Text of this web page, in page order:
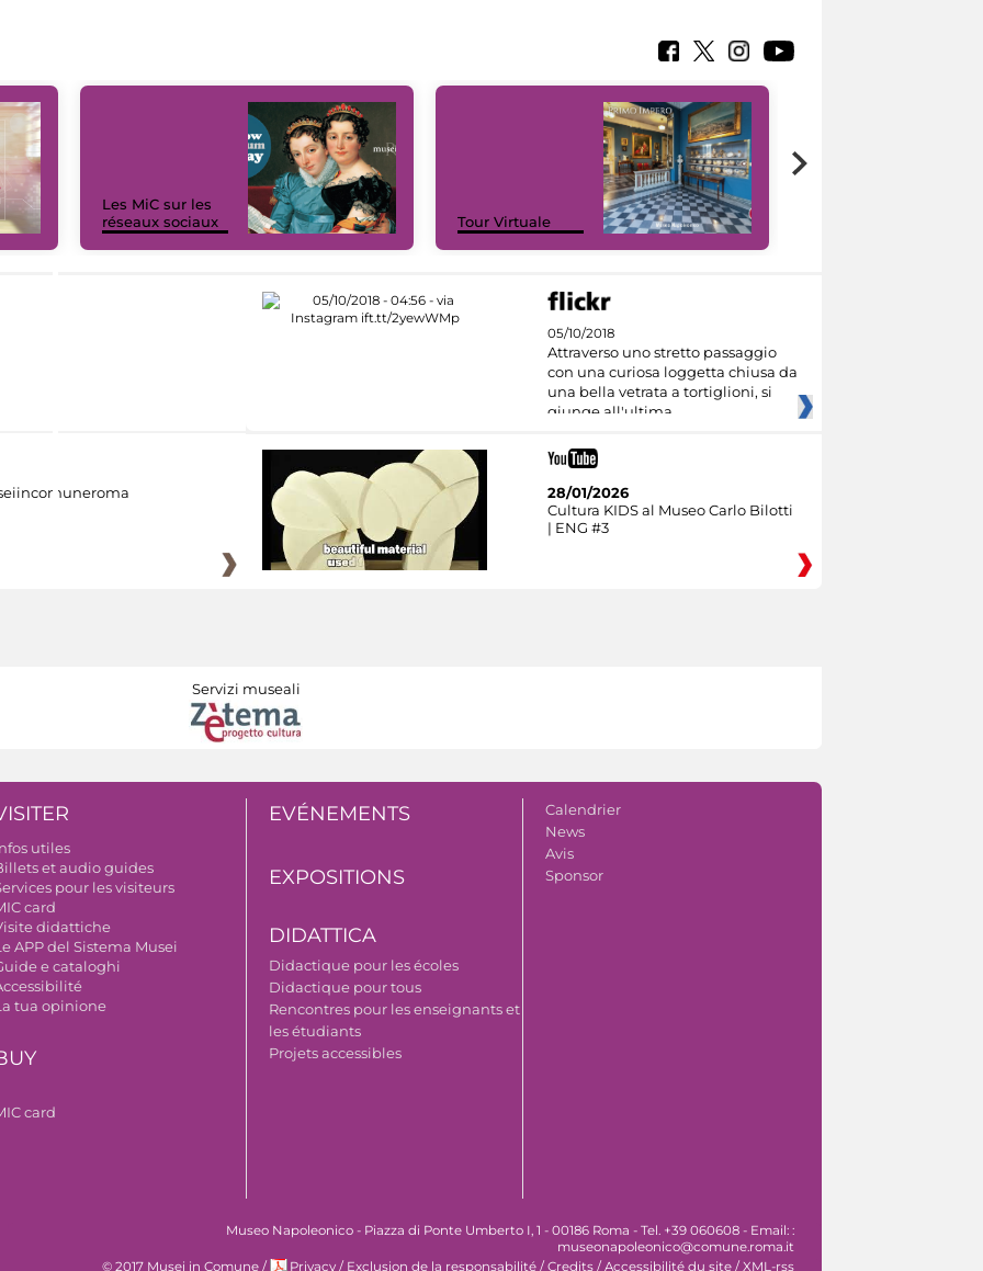
Les MiC sur les
réseaux sociaux
Tour Virtuale
05/10/2018
Attraverso uno stretto passaggio
con una curiosa loggetta chiusa da
una bella vetrata a tortiglioni, si
giunge all'ultima
28/01/2026
Cultura KIDS al Museo Carlo Bilotti
| ENG #3
Servizi museali
utiles
et audio guides
pour les visiteurs
card
didattiche
APP del Sistema Musei
e cataloghi
tua opinione
card
EVÉNEMENTS
EXPOSITIONS
DIDATTICA
Didactique pour les écoles
Didactique pour tous
Rencontres pour les enseignants et
les étudiants
Projets accessibles
Calendrier
News
Avis
Sponsor
Museo Napoleonico - Piazza di Ponte Umberto I, 1 - 00186 Roma - Tel. +39 060608 - Email: :
museonapoleonico@comune.roma.it
© 2017 Musei in Comune / Privacy / Exclusion de la responsabilité / Credits / Accessibilité du site / XML-rss